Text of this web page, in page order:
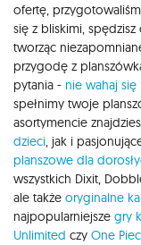
ofertę,
się z bliskimi,
tworząc
przygodę z
pytania - nie wahaj się
spełnimy twoje
asortymencie
dzieci , jak i
planszowe dla
wszystkich Dixit,
ale także oryginalne
najpopularniejsze gry
Unlimited czy One